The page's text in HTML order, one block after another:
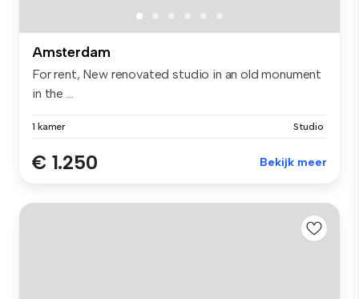
Amsterdam
For rent, New renovated studio in an old monument
in the ...
1 kamer Studio
€ 1.250 Bekijk meer